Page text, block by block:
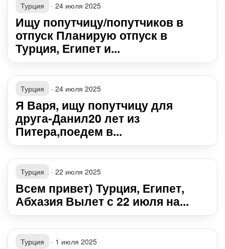
Турция · 24 июля 2025
Ищу попутчицу/попутчиков в
отпуск Планирую отпуск в
Турция, Египет и...
Турция · 24 июля 2025
Я Варя, ищу попутчицу для
друга-Данил20 лет из
Питера,поедем в...
Турция · 22 июля 2025
Всем привет) Турция, Египет,
Абхазия Вылет с 22 июля на...
Турция · 1 июля 2025